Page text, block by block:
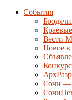
События
Вести
Новое в
Сочи —